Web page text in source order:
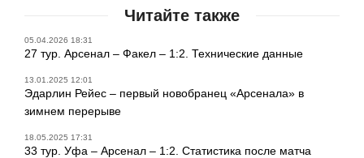
Читайте также
05.04.2026 18:31
27 тур. Арсенал – Факел – 1:2. Технические данные
13.01.2025 12:01
Эдарлин Рейес – первый новобранец «Арсенала» в
зимнем перерыве
18.05.2025 17:31
33 тур. Уфа – Арсенал – 1:2. Статистика после матча